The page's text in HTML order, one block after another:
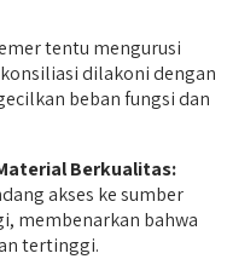
tentu mengurusi
dilakoni dengan
beban fungsi dan
Berkualitas:
akses ke sumber
membenarkan bahwa
tertinggi.